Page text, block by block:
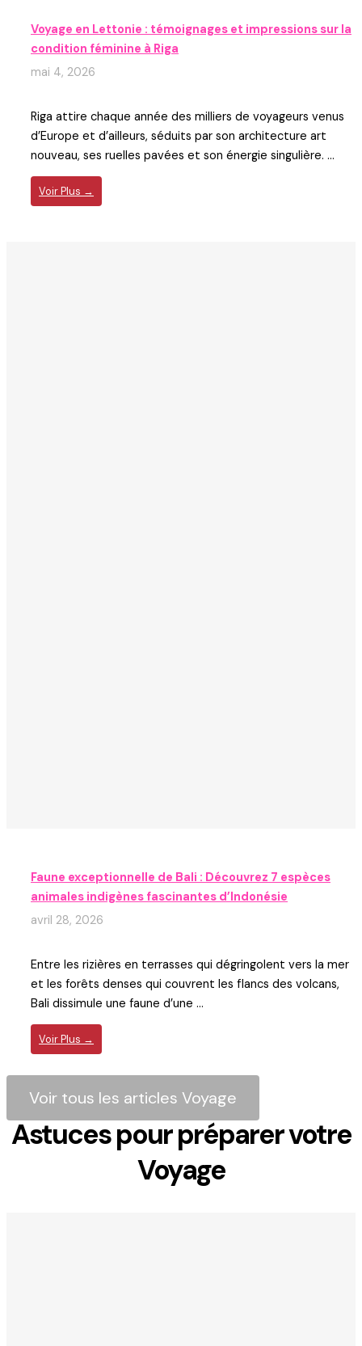
Voyage en Lettonie : témoignages et impressions sur la
condition féminine à Riga
mai 4, 2026
Riga attire chaque année des milliers de voyageurs venus
d’Europe et d’ailleurs, séduits par son architecture art
nouveau, ses ruelles pavées et son énergie singulière. ...
Voir Plus →
Faune exceptionnelle de Bali : Découvrez 7 espèces
animales indigènes fascinantes d’Indonésie
avril 28, 2026
Entre les rizières en terrasses qui dégringolent vers la mer
et les forêts denses qui couvrent les flancs des volcans,
Bali dissimule une faune d’une ...
Voir Plus →
Voir tous les articles Voyage
Astuces pour préparer votre
Voyage